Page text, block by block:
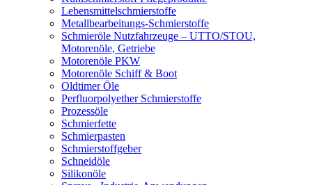
Lebensmittelschmierstoffe
Metallbearbeitungs-Schmierstoffe
Schmieröle Nutzfahrzeuge – UTTO/STOU,
Motorenöle, Getriebe
Motorenöle PKW
Motorenöle Schiff & Boot
Oldtimer Öle
Perfluorpolyether Schmierstoffe
Prozessöle
Schmierfette
Schmierpasten
Schmierstoffgeber
Schneidöle
Silikonöle